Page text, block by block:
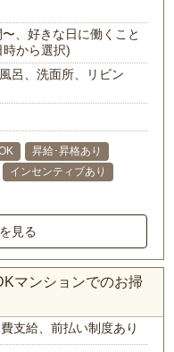
、好きな日に働くこと
から選択)
呂、洗面所、リビン
昇給･昇格あり
インセンティブあり
見る
マンションでのお掃
支給、前払い制度あり